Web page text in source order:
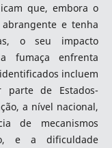
que, embora o
e tenha
o seu impacto
fumaça enfrenta
incluem
parte de Estados-
a nível nacional,
de mecanismos
e a dificuldade